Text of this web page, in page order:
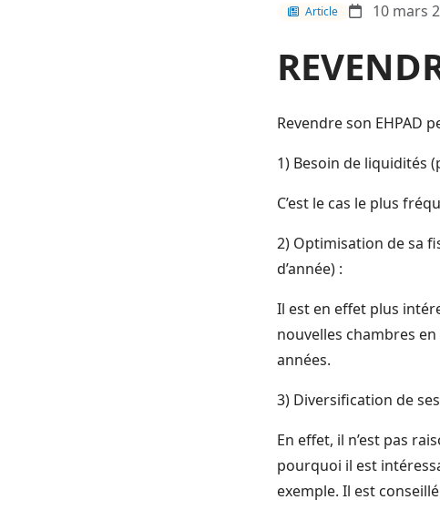
Article 10 mars
Revendre son EHPAD
1) Besoin de liquidités
C’est le cas le plus
2) Optimisation de sa
d’année) :
Il est en effet plus
nouvelles chambres
années.
3) Diversification de
En effet, il n’est pas
pourquoi il est
exemple. Il est